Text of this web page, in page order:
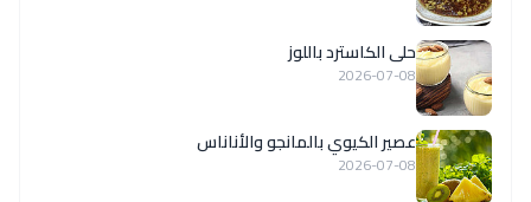
حلى الكاسترد باللوز
2026-07-08
عصير الكيوي بالمانجو والأناناس
2026-07-08